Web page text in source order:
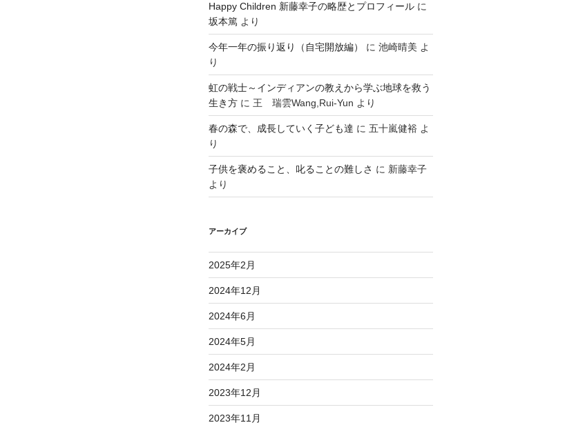
Happy Children 新藤幸子の略歴とプロフィールに
坂本篤 より
今年一年の振り返り（自宅開放編） に 池崎晴美 よ
り
虹の戦士～インディアンの教えから学ぶ地球を救う
生き方に 王 瑞雲Wang,Rui-Yun より
春の森で、成長していく子ども達 に 五十嵐健裕よ
り
子供を褒めること、叱ることの難しさ に 新藤幸子
より
アーカイブ
2025年2月
2024年12月
2024年6月
2024年5月
2024年2月
2023年12月
2023年11月